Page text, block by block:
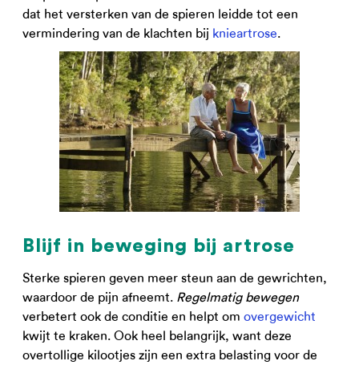
dat het versterken van de spieren leidde tot een
vermindering van de klachten bij knieartrose.
Blijf in beweging bij artrose
Sterke spieren geven meer steun aan de gewrichten,
waardoor de pijn afneemt. Regelmatig bewegen
verbetert ook de conditie en helpt om overgewicht
kwijt te kraken. Ook heel belangrijk, want deze
overtollige kilootjes zijn een extra belasting voor de